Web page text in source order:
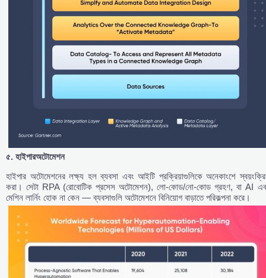
৫. হাইপারঅটোমেশন
হাইপার অটোমেশনের লক্ষ্য হল ব্যবসা এবং আইটি প্রক্রিয়াগুলিকে অনেকাংশে
করা। সেটা RPA (রোবোটিক প্রসেস অটোমেশন), লো-কোড/নো-কোড গ্রহণ, বা AI
মেশিন লার্নিং হোক না কেন — ব্যবসাগুলি অটোমেশনে বিনিয়োগ বাড়াতে পরিকল্পনা করে।